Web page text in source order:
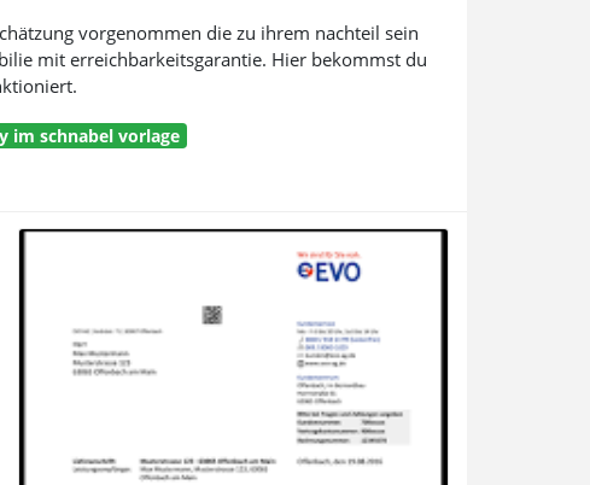
vorgenommen die zu ihrem nachteil sein
mit erreichbarkeitsgarantie. Hier bekommst du
im schnabel vorlage